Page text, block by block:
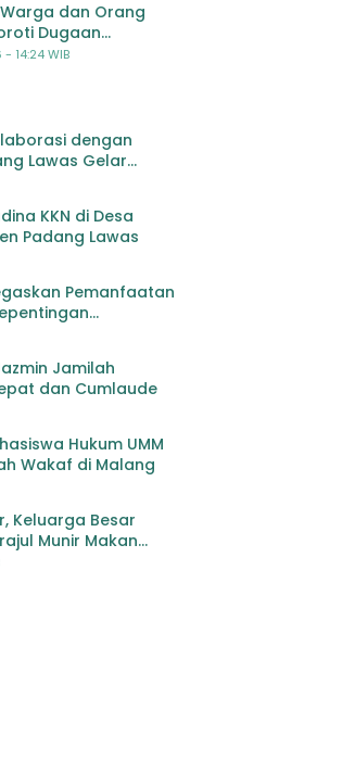
dan Orang
Dugaan
BOP PAUD di TK
14:24 WIB
dengan
Lawas Gelar
Padang
KKN di Desa
Padang Lawas
Pemanfaatan
Jamilah
dan Cumlaude
Hukum UMM
Wakaf di Malang
Keluarga Besar
Munir Makan
Semester